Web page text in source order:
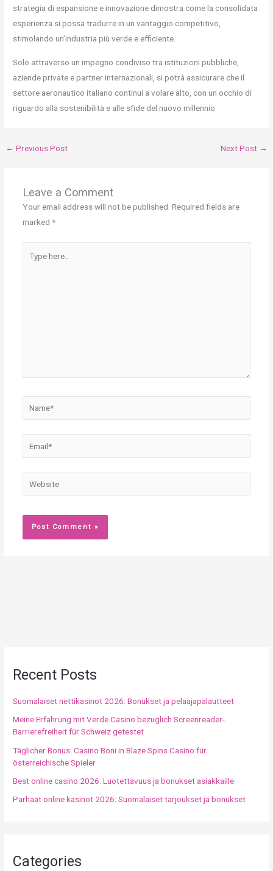
strategia di espansione e innovazione dimostra come la consolidata
esperienza si possa tradurre in un vantaggio competitivo,
stimolando un’industria più verde e efficiente.
Solo attraverso un impegno condiviso tra istituzioni pubbliche,
aziende private e partner internazionali, si potrà assicurare che il
settore aeronautico italiano continui a volare alto, con un occhio di
riguardo alla sostenibilità e alle sfide del nuovo millennio.
← Previous Post Next Post →
Leave a Comment
Your email address will not be published. Required fields are
marked *
here..
Website
Recent Posts
Suomalaiset nettikasinot 2026: Bonukset ja pelaajapalautteet
Meine Erfahrung mit Verde Casino bezüglich Screenreader-
Barrierefreiheit für Schweiz getestet
Täglicher Bonus: Casino Boni in Blaze Spins Casino für
österreichische Spieler
Best online casino 2026: Luotettavuus ja bonukset asiakkaille
Parhaat online kasinot 2026: Suomalaiset tarjoukset ja bonukset
Categories